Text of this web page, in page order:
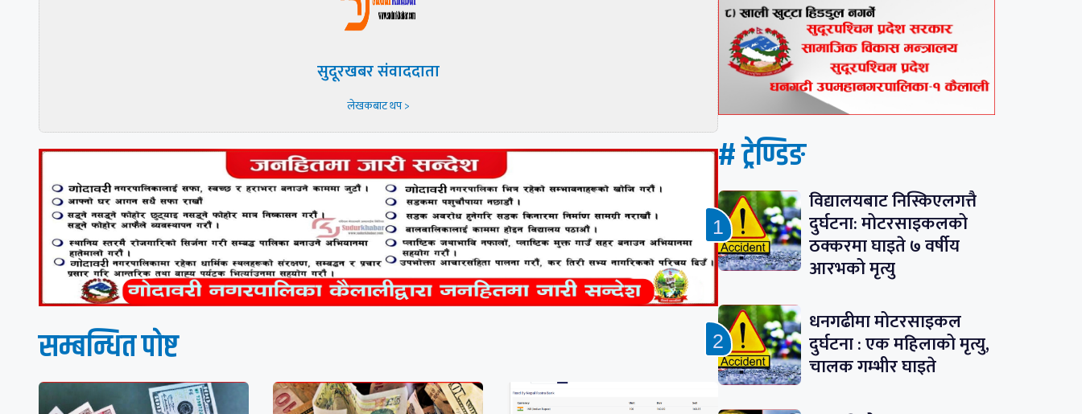
सुदूरखबर संवाददाता
लेखकबाट थप >
सम्बन्धित पाेष्ट
# ट्रेण्डिङ
विद्यालयबाट निस्किएलगत्तै
दुर्घटना: मोटरसाइकलको
ठक्करमा घाइते ७ वर्षीय
आरभको मृत्यु
धनगढीमा मोटरसाइकल
दुर्घटना : एक महिलाको मृत्यु,
चालक गम्भीर घाइते